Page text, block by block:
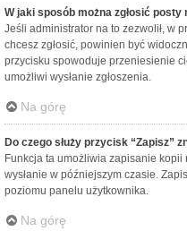
W jaki sposób można zgłosić posty
Jeśli administrator na to zezwolił, w
chcesz zgłosić, powinien być
przycisku spowoduje przeniesienie
umożliwi wysłanie zgłoszenia.
Na górę
Do czego służy przycisk “Zapisz”
Funkcja ta umożliwia zapisanie
wysłanie w późniejszym czasie.
poziomu panelu użytkownika.
Na górę